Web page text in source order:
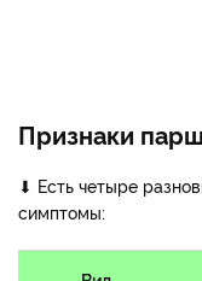
Признаки
⬇ Есть четыре
симптомы: